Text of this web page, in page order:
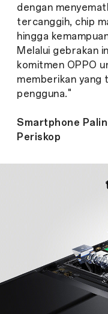
dengan
tercanggih, chip
hingga
Melalui gebrakan
komitmen OPPO
memberikan yang
pengguna."
Smartphone
Periskop